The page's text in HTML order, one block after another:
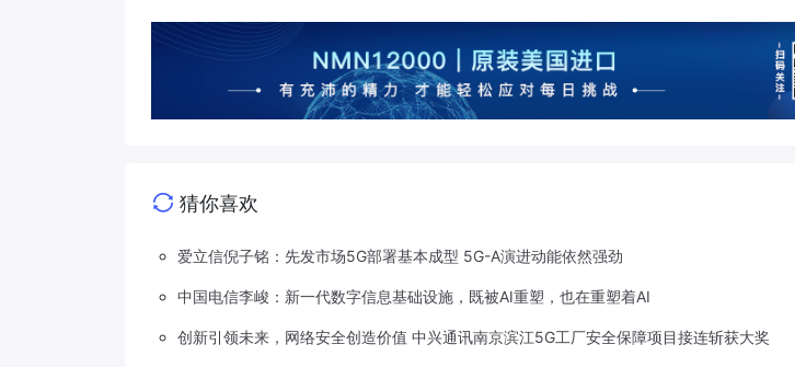
猜你喜欢
爱立信倪子铭：先发市场5G部署基本成型 5G-A演进动能依然强劲
中国电信李峻：新一代数字信息基础设施，既被AI重塑，也在重塑着AI
创新引领未来，网络安全创造价值 中兴通讯南京滨江5G工厂安全保障项目接连斩获大奖